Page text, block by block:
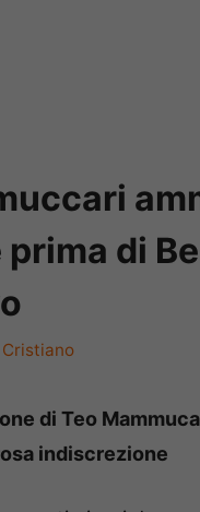
di
Cristiano
di Teo
indiscrezione